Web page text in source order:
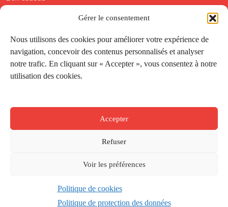
Gérer le consentement
Nous utilisons des cookies pour améliorer votre expérience de
navigation, concevoir des contenus personnalisés et analyser
notre trafic. En cliquant sur « Accepter », vous consentez à notre
utilisation des cookies.
Accepter
Refuser
Voir les préférences
Politique de cookies
Politique de protection des données
Conditions générales de vente
Réductions de la Carte Côté Courrier
Application